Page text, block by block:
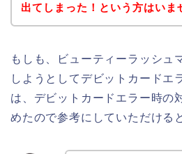
出てしまった！という方はいま
もしも、ビューティーラッシュ
しようとしてデビットカードエ
は、デビットカードエラー時の
めたので参考にしていただける